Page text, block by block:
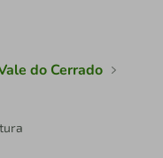
do Cerrado